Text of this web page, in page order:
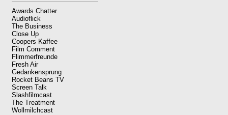
Awards Chatter
Audioflick
The Business
Close Up
Coopers Kaffee
Film Comment
Flimmerfreunde
Fresh Air
Gedankensprung
Rocket Beans TV
Screen Talk
Slashfilmcast
The Treatment
Wollmilchcast